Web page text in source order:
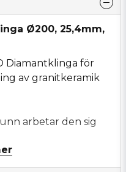
Ø200, 25,4mm,
Diamantklinga för
av granitkeramik
arbetar den sig